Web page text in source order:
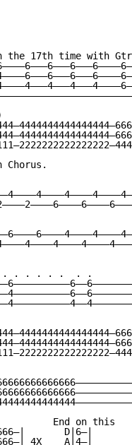
17th time with
Chorus.
. . . . . .  . .
End on this
D|6—|
4X    A|4—|